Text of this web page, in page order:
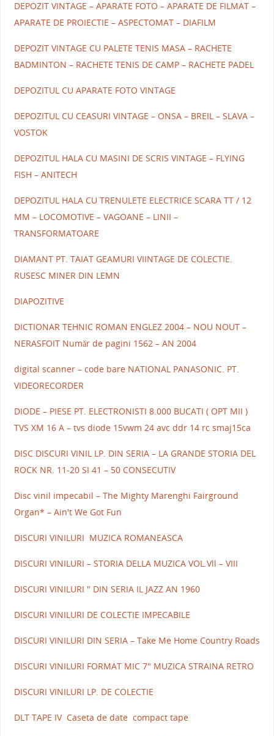
DEPOZIT VINTAGE – APARATE FOTO – APARATE DE FILMAT –
APARATE DE PROIECTIE – ASPECTOMAT – DIAFILM
DEPOZIT VINTAGE CU PALETE TENIS MASA – RACHETE
BADMINTON – RACHETE TENIS DE CAMP – RACHETE PADEL
DEPOZITUL CU APARATE FOTO VINTAGE
DEPOZITUL CU CEASURI VINTAGE – ONSA – BREIL – SLAVA –
VOSTOK
DEPOZITUL HALA CU MASINI DE SCRIS VINTAGE – FLYING
FISH – ANITECH
DEPOZITUL HALA CU TRENULETE ELECTRICE SCARA TT / 12
MM – LOCOMOTIVE – VAGOANE – LINII –
TRANSFORMATOARE
DIAMANT PT. TAIAT GEAMURI VIINTAGE DE COLECTIE.
RUSESC MINER DIN LEMN
DIAPOZITIVE
DICTIONAR TEHNIC ROMAN ENGLEZ 2004 – NOU NOUT –
NERASFOIT Număr de pagini 1562 – AN 2004
digital scanner – code bare NATIONAL PANASONIC. PT.
VIDEORECORDER
DIODE – PIESE PT. ELECTRONISTI 8.000 BUCATI ( OPT MII )
TVS XM 16 A – tvs diode 15vwm 24 avc ddr 14 rc smaj15ca
DISC DISCURI VINIL LP. DIN SERIA – LA GRANDE STORIA DEL
ROCK NR. 11-20 SI 41 – 50 CONSECUTIV
Disc vinil impecabil – The Mighty Marenghi Fairground
Organ* – Ain't We Got Fun
DISCURI VINILURI MUZICA ROMANEASCA
DISCURI VINILURI – STORIA DELLA MUZICA VOL.Vll – VIII
DISCURI VINILURI " DIN SERIA IL JAZZ AN 1960
DISCURI VINILURI DE COLECTIE IMPECABILE
DISCURI VINILURI DIN SERIA – Take Me Home Country Roads
DISCURI VINILURI FORMAT MIC 7" MUZICA STRAINA RETRO
DISCURI VINILURI LP. DE COLECTIE
DLT TAPE IV Caseta de date compact tape